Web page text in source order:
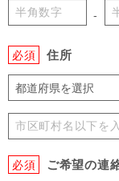
-
必須 住所
都道府県を選択
必須 ご希望の連